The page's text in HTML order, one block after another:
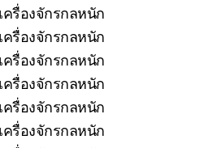
ครื่องจักรกลหนัก
ครื่องจักรกลหนัก
ครื่องจักรกลหนัก
ครื่องจักรกลหนัก
ครื่องจักรกลหนัก
ครื่องจักรกลหนัก